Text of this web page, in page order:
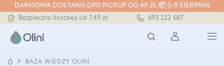
DARMOWA DOSTAWA DPD PICKUP OD 49 ZŁ 📦 3-9 SIERPNIA
Tłoczony zawsze na zimno
Bezpieczna dostawa od 7,49 zł
Tłoczony zawsze na zimno
693 222 687
BAZA WIEDZY OLINI